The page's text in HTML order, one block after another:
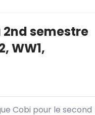
semestre
WW1,
Cobi pour le second